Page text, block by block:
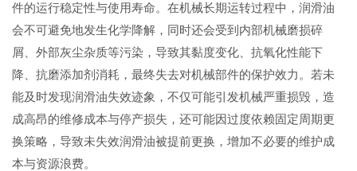
件的运行稳定性与使用寿命。在机械长期运转过程中，润滑油
会不可避免地发生化学降解，同时还会受到内部机械磨损碎
屑、外部灰尘杂质等污染，导致其黏度变化、抗氧化性能下
降、抗磨添加剂消耗，最终失去对机械部件的保护效力。若未
能及时发现润滑油失效迹象，不仅可能引发机械严重损毁，造
成高昂的维修成本与停产损失，还可能因过度依赖固定周期更
换策略，导致未失效润滑油被提前更换，增加不必要的维护成
本与资源浪费。